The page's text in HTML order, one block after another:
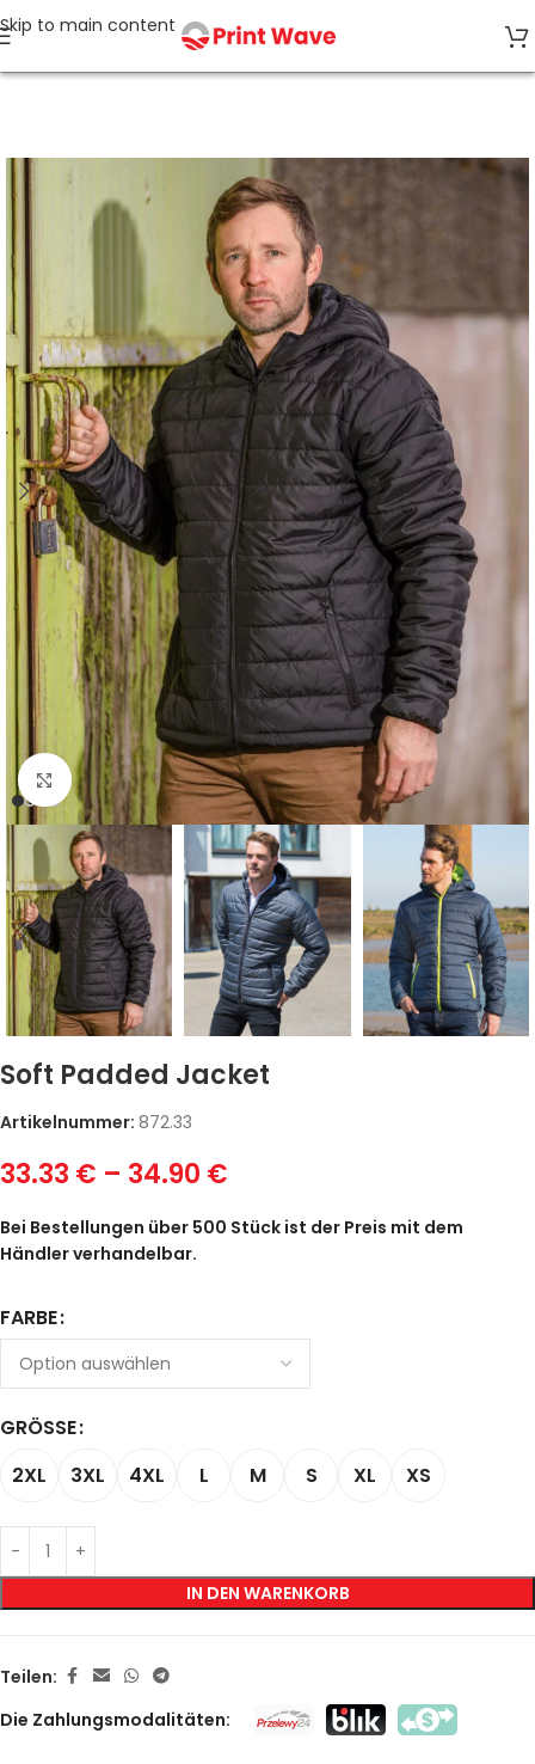
Skip to main content
Zum Vergrößern klicken
Soft Padded Jacket
Artikelnummer: 872.33
33.33 € – 34.90 €
Bei Bestellungen über 500 Stück ist der Preis mit dem
Händler verhandelbar.
FARBE
GRÖSSE
2XL
3XL 4XL L M S XL XS
IN DEN WARENKORB
Teilen:
Die Zahlungsmodalitäten: